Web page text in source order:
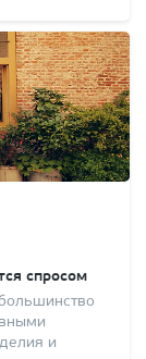
спросом
и